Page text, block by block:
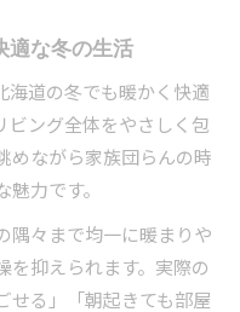
適な冬の生活
海道の冬でも暖かく快適
ビング全体をやさしく包
めながら家族団らんの時
力です。
隅々まで均一に暖まりや
を抑えられます。実際の
せる」「朝起きても部屋